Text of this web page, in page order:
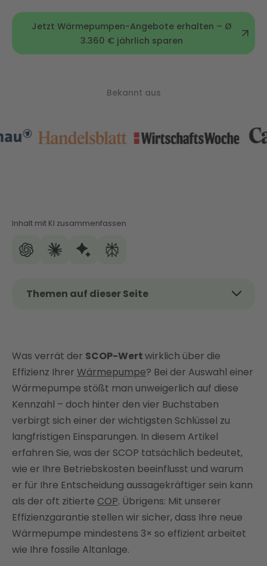
Jetzt Wärmepumpen-Angebote erhalten – Ø
3.360 € jährlich sparen
Bekannt aus
Inhalt mit KI zusammenfassen
Themen auf dieser Seite
Wie wird der SCOP berechnet?
SCOP, COP, und JAZ im Vergleich
Einflussfaktoren auf den SCOP im praktischen
Betrieb
Gute SCOP-Werte im Vergleich: Was verschiedene
Wärmepumpentypen leisten
Mit Enter zum optimalen SCOP
Fazit: SCOP als wichtiger, aber nicht alleiniger
FAQ
Was verrät der SCOP-Wertwirklich über die
Effizienz Ihrer Wärmepumpe? Bei der Auswahl einer
Wärmepumpe stößt man unweigerlich auf diese
Kennzahl – doch hinter den vier Buchstaben
verbirgt sich einer der wichtigsten Schlüssel zu
langfristigen Einsparungen. In diesem Artikel
erfahren Sie, was der SCOP tatsächlich bedeutet,
wie er Ihre Betriebskosten beeinflusst und warum
er für Ihre Entscheidung aussagekräftiger sein kann
als der oft zitierte COP. Übrigens: Mit unserer
Effizienzgarantie stellen wir sicher, dass Ihre neue
Wärmepumpe mindestens 3× so effizient arbeitet
wie Ihre fossile Altanlage.